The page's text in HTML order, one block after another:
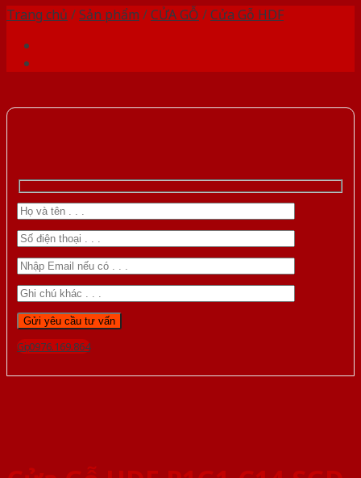
Trang chủ /Sản phẩm /CỬA GỖ /Cửa Gỗ HDF
Gọi 0976.169.864